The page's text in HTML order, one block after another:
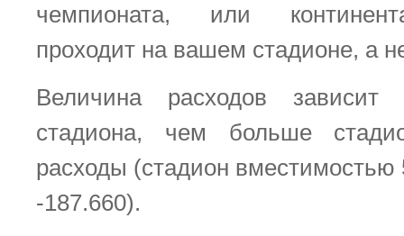
чемпионата, или
проходит на вашем стадионе, а
Величина расходов зависит
стадиона, чем больше
расходы (стадион вместимостью
-187.660).